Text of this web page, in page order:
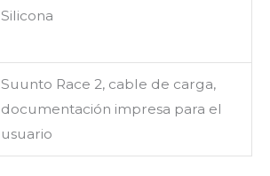
Silicona
Suunto Race 2, cable de carga,
documentación impresa para el
usuario